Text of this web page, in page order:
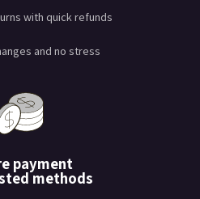
with quick refunds
and no stress.
payment
methods